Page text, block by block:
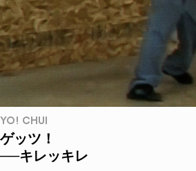
YO! CHUI
ゲッツ！
──キレッキレ